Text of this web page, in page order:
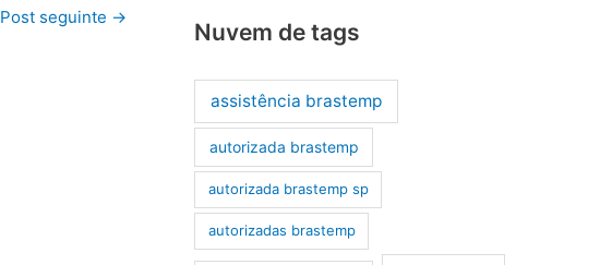
Post seguinte →
Nuvem de tags
assistência brastemp
autorizada brastemp
autorizada brastemp sp
autorizadas brastemp